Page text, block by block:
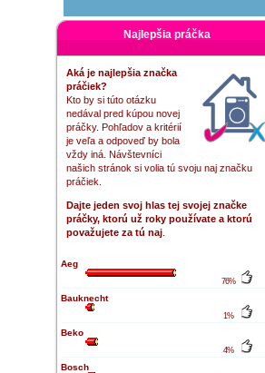
Najlepšia práčka
Aká je najlepšia značka
práčiek?
Kto by si túto otázku
nedával pred kúpou novej
práčky. Pohľadov a kritérií
je veľa a odpoveď by bola
vždy iná. Návštevníci
našich stránok si volia tú svoju naj značku
práčiek.
Dajte jeden svoj hlas tej svojej značke
práčky, ktorú už roky používate a ktorú
považujete za tú naj.
Aeg
76%
Bauknecht
1%
Beko
4%
Bosch